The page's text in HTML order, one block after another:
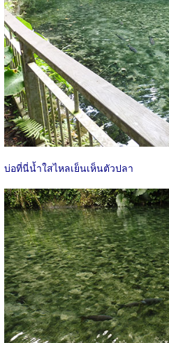
บ่อที่นี่น้ำใสไหลเย็นเห็นตัวปลา